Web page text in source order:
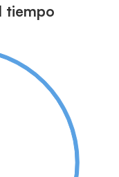
tiempo